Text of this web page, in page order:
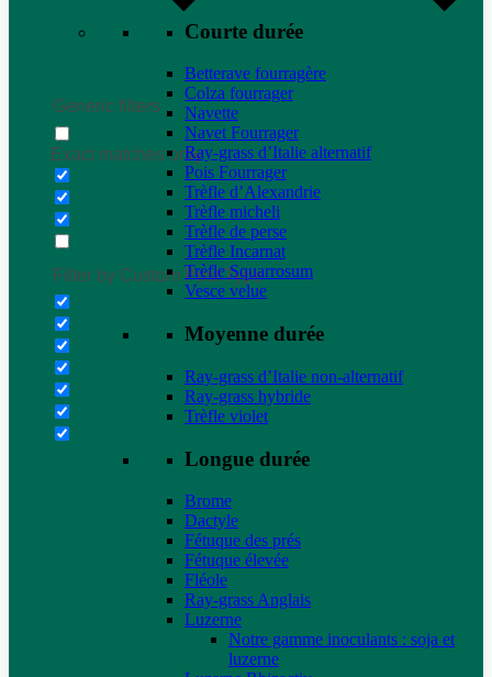
Generic filters
Exact matches only
Filter by Custom Post Type
Courte durée
Betterave fourragère
Colza fourrager
Navette
Navet Fourrager
Ray-grass d’Italie alternatif
Pois Fourrager
Trèfle d’Alexandrie
Trèfle micheli
Trèfle de perse
Trèfle Incarnat
Trèfle Squarrosum
Vesce velue
Moyenne durée
Ray-grass d’Italie non-alternatif
Ray-grass hybride
Trèfle violet
Longue durée
Brome
Dactyle
Fétuque des prés
Fétuque élevée
Fléole
Ray-grass Anglais
Luzerne
Notre gamme inoculants : soja et
luzerne